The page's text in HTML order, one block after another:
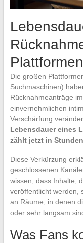
Plattformen
Die großen
Suchmaschinen)
Rücknahmeanträge
einvernehmlichen
Verschärfung
Lebensdauer eines
zählt jetzt in Stunden
Diese Verkürzung
geschlossenen
wissen, dass Inhalte,
veröffentlicht werden,
an Räume, in denen
oder sehr langsam
Was Fans